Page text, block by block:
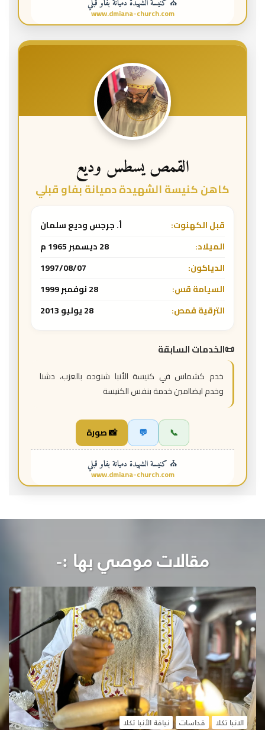
⛪ كنيسة الشهيدة دميانة بفاو قبلي
www.dmiana-church.com
القمص يسطس وديع
كاهن كنيسة الشهيدة دميانة بفاو قبلي
قبل الكهنوت:
أ. جرجس وديع سلمان
الميلاد:
28 ديسمبر 1965 م
الدياكون:
1997/08/07
السيامة قس:
28 نوفمبر 1999
الترقية قمص:
28 يوليو 2013
الخدمات السابقة
خدم كشماس في كنيسة الأنبا شنوده بالعزب، دشنا
وخدم ايضاامين خدمة بنفس الكنيسة
📞
💬 📸 صورة
⛪ كنيسة الشهيدة دميانة بفاو قبلي
www.dmiana-church.com
مقالات موصي بها :-
الانبا تكلا قداسات نيافة الأنبا تكلا